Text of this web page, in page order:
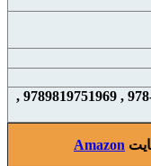
9789819751952 , 978-9819751952 , 9789819751969 ,
Amazon